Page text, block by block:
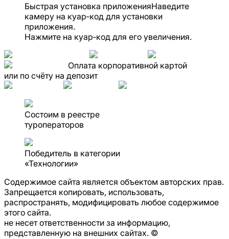
Быстрая установка приложенияНаведите
камеру на куар‑код для установки
приложения.
Нажмите на куар‑код для его увеличения.
Оплата корпоративной картой
или по счёту на депозит
Состоим в реестре
туроператоров
Победитель в категории
«Технологии»
Содержимое сайта является объектом авторских прав.
Запрещается копировать, использовать,
распространять, модифицировать любое содержимое
этого сайта.
не несетответственности за информацию,
представленную на внешних сайтах. ©